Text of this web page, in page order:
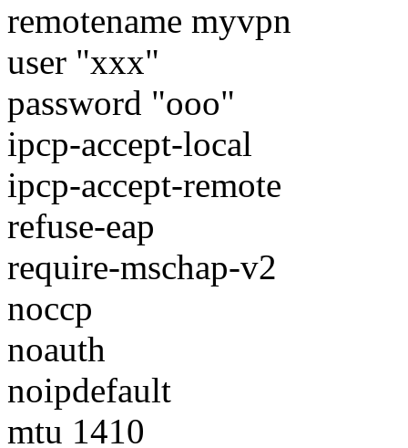
remotename myvpn
user "xxx"
password "ooo"
ipcp-accept-local
ipcp-accept-remote
refuse-eap
require-mschap-v2
noccp
noauth
noipdefault
mtu 1410